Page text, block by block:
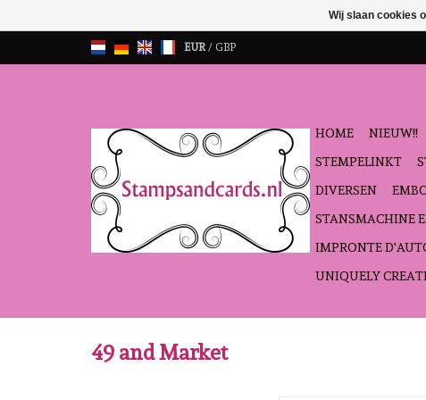
EUR/ GBP
HOME NIEUW!!
STEMPELINKT
DIVERSEN
STANSMACHINE
IMPRONTE
UNIQUELY
49 and Market
Wij slaan cookies